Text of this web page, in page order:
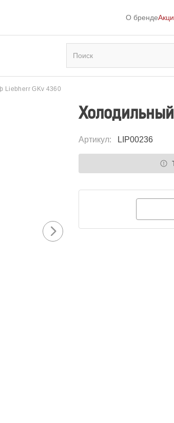
О бренде
Liebherr GKv 4360
Артикул: LIP00236